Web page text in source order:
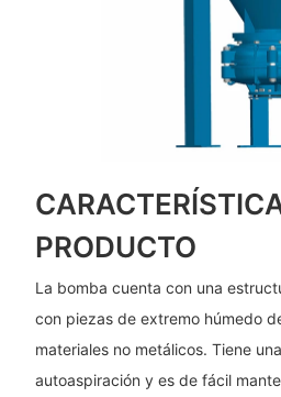
PRODUCTO
La bomba cuenta con una
con piezas de extremo húmedo
materiales no metálicos. Tiene
autoaspiración y es de fácil